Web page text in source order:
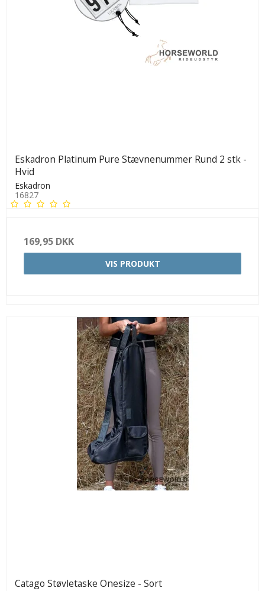
Eskadron Platinum Pure Stævnenummer Rund 2 stk -
Hvid
Eskadron
16827
169,95 DKK
VIS PRODUKT
Catago Støvletaske Onesize - Sort